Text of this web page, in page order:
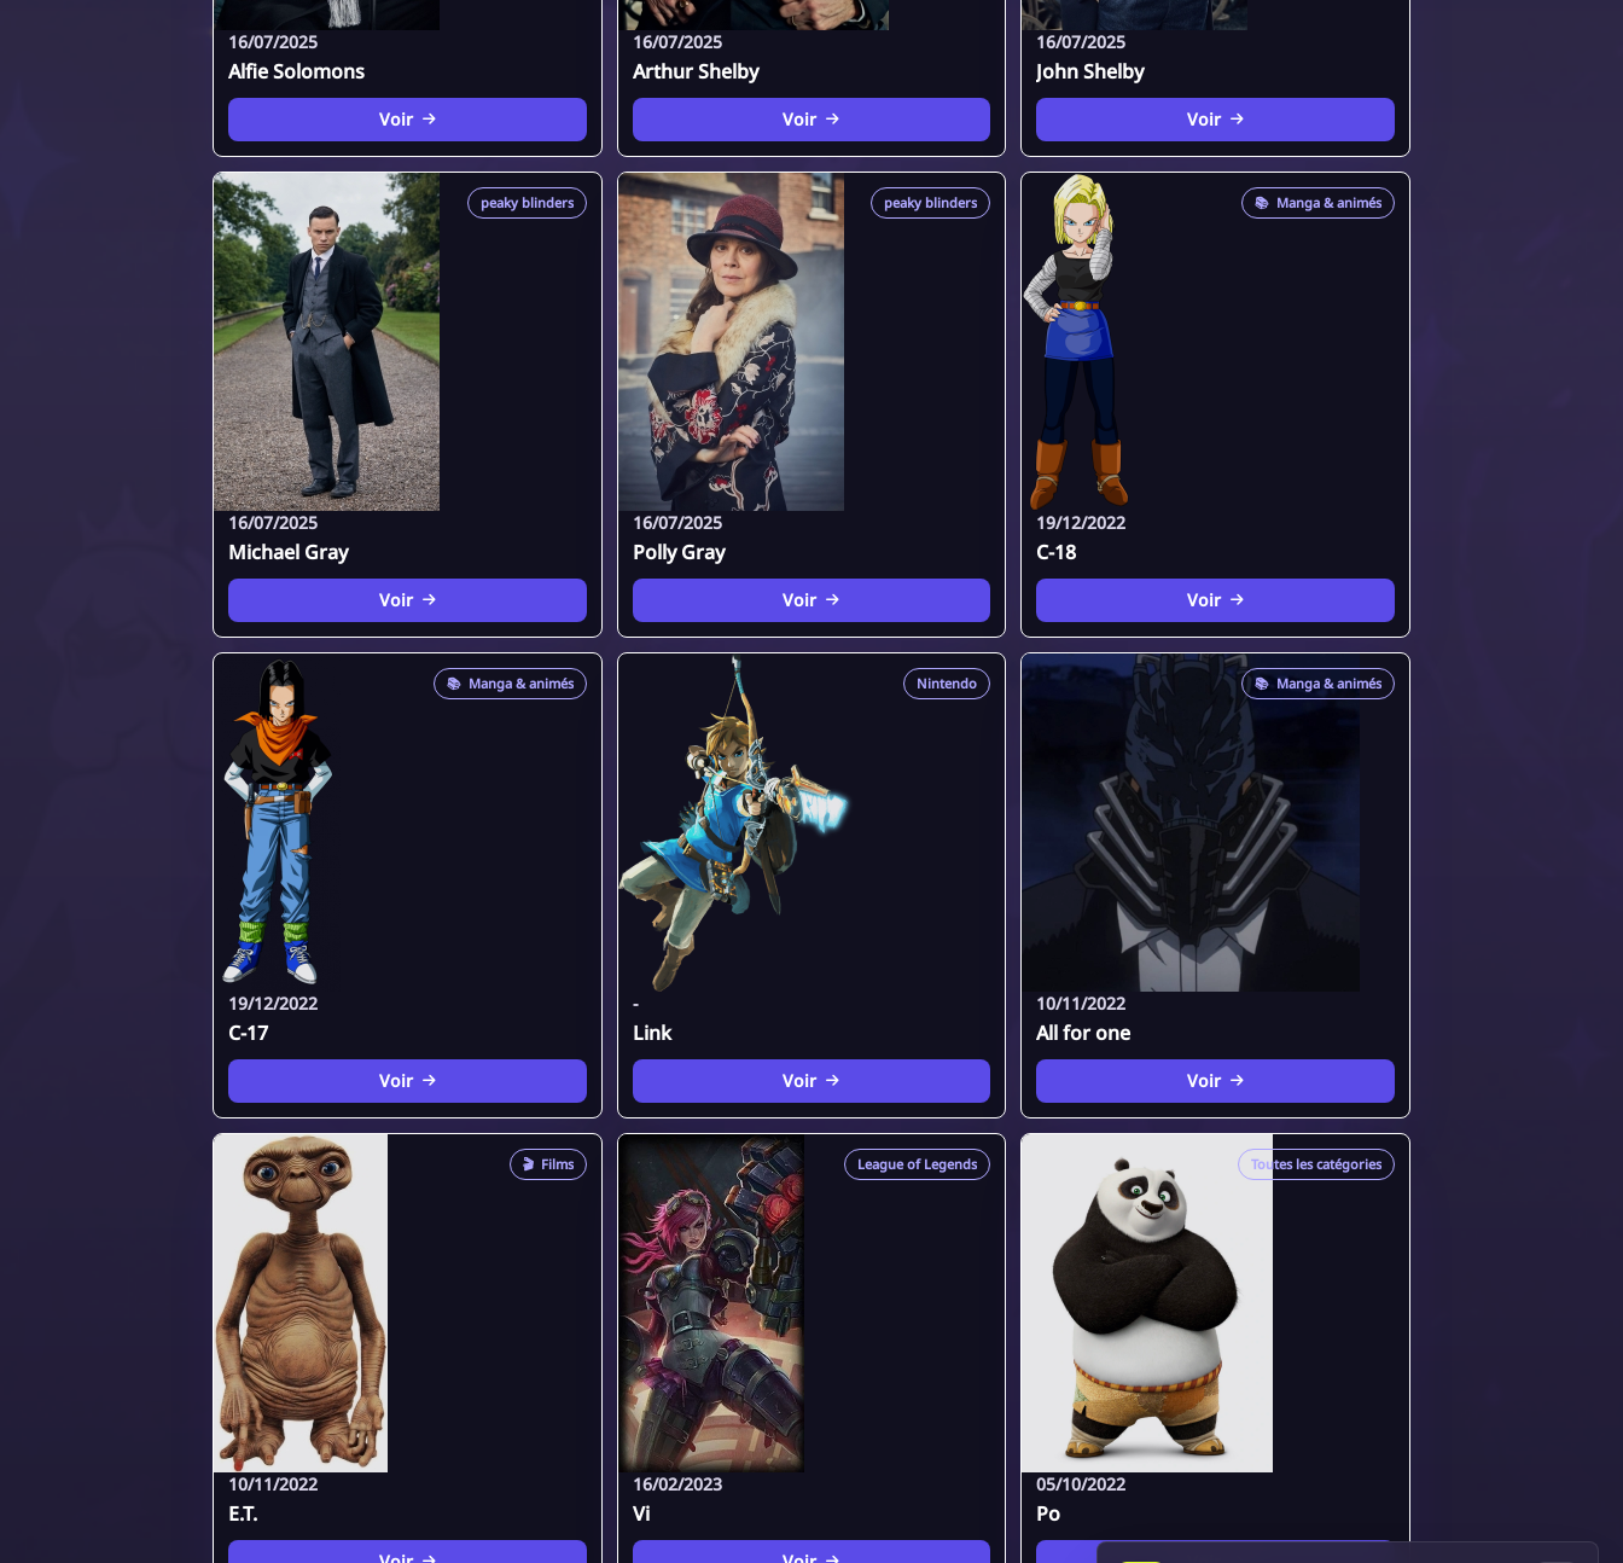
16/07/2025
Alfie Solomons
Voir
16/07/2025
Arthur Shelby
Voir
16/07/2025
John Shelby
Voir
peaky blinders
16/07/2025
Michael Gray
Voir
peaky blinders
16/07/2025
Polly Gray
Voir
📚 Manga & animés
19/12/2022
C-18
Voir
📚 Manga & animés
19/12/2022
C-17
Voir
Nintendo
-
Link
Voir
📚 Manga & animés
10/11/2022
All for one
Voir
🎬 Films
10/11/2022
E.T.
League of Legends
16/02/2023
Vi
Toutes les catégories
05/10/2022
Po